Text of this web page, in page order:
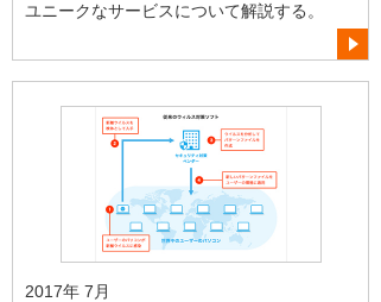
ユニークなサービスについて解説する。
2017年 7月